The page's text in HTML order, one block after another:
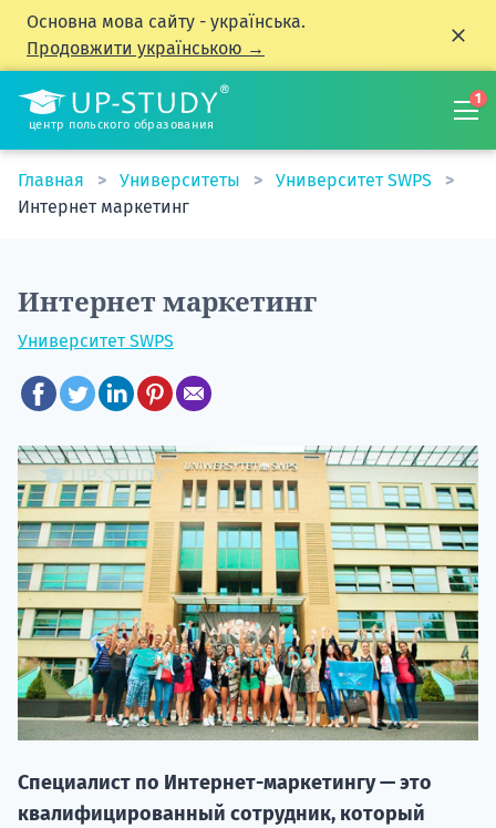
Основна мова сайту - українська.
Продовжити українською →
центр польского образования
1
Главная Университеты
Университет SWPS
Интернет маркетинг
Интернет маркетинг
Университет SWPS
Специалист по Интернет-маркетингу — это
квалифицированный сотрудник, который